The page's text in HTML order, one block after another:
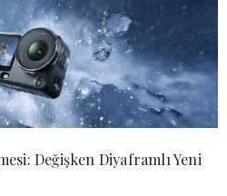
Değişken Diyaframlı Yeni